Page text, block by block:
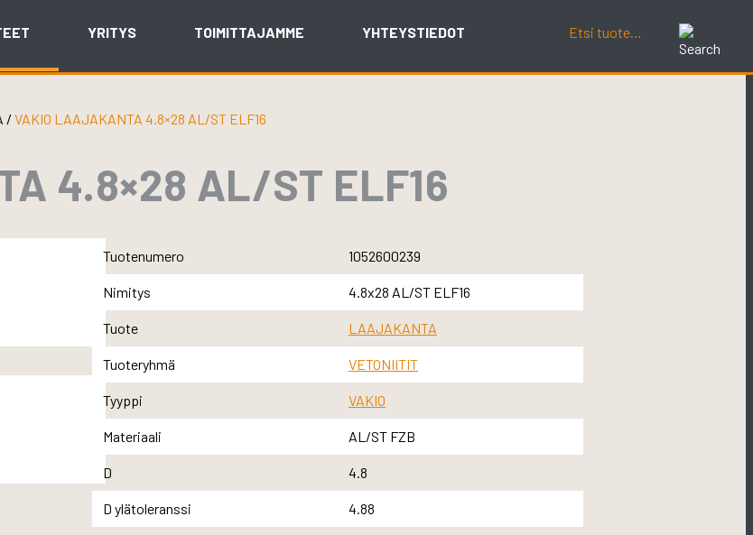
YRITYS TOIMITTAJAMME YHTEYSTIEDOT
/VAKIO LAAJAKANTA 4.8×28 AL/ST ELF16
4.8×28 AL/ST ELF16
Tuotenumero 1052600239
Nimitys 4.8x28 AL/ST ELF16
Tuote LAAJAKANTA
Tuoteryhmä VETONIITIT
Tyyppi VAKIO
Materiaali AL/ST FZB
D 4.8
D ylätoleranssi 4.88